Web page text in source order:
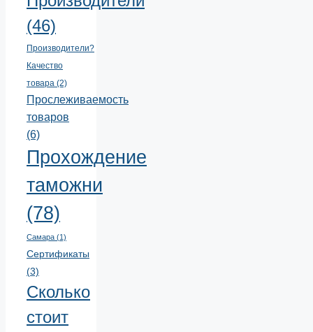
(46)
Производители?
Качество
товара (2)
Прослеживаемость
товаров
(6)
Прохождение
таможни
(78)
Самара (1)
Сертификаты
(3)
Сколько
стоит